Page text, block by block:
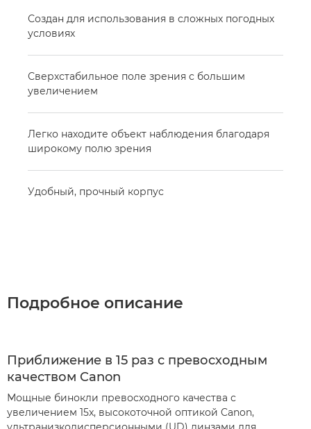
Создан для использования в сложных погодных
условиях
Сверхстабильное поле зрения с большим
увеличением
Легко находите объект наблюдения благодаря
широкому полю зрения
Удобный, прочный корпус
Подробное описание
Приближение в 15 раз с превосходным
качеством Canon
Мощные бинокли превосходного качества с
увеличением 15x, высокоточной оптикой Canon,